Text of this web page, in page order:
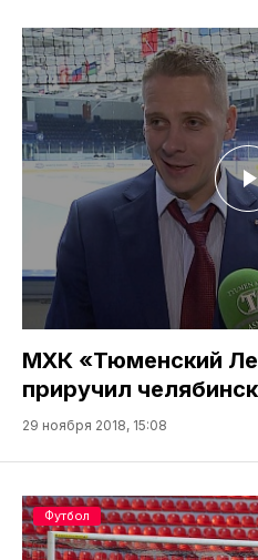
МХК «Тюменский
приручил
29 ноября 2018, 15:08
Футбол